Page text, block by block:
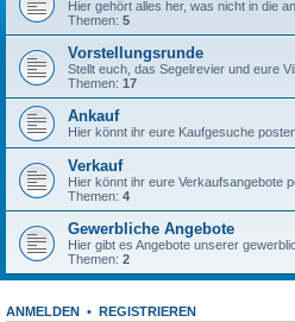
Hier gehört alles her, was nicht in die
Themen: 5
Vorstellungsrunde
Stellt euch, das Segelrevier und eure
Themen: 17
Ankauf
Hier könnt ihr eure Kaufgesuche
Verkauf
Hier könnt ihr eure Verkaufsangebote
Themen: 4
Gewerbliche Angebote
Hier gibt es Angebote unserer
Themen: 2
ANMELDEN • REGISTRIEREN